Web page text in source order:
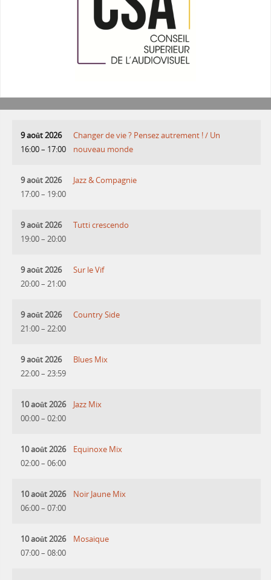
9 août 2026
16:00– 17:00
Changer de vie ? Pensez autrement ! / Un
nouveau monde
9 août 2026
17:00– 19:00
Jazz & Compagnie
9 août 2026
19:00– 20:00
Tutti crescendo
9 août 2026
20:00– 21:00
Sur le Vif
9 août 2026
21:00– 22:00
Country Side
9 août 2026
22:00– 23:59
Blues Mix
10 août 2026
00:00– 02:00
Jazz Mix
10 août 2026
02:00– 06:00
Equinoxe Mix
10 août 2026
06:00– 07:00
Noir Jaune Mix
10 août 2026
07:00– 08:00
Mosaique